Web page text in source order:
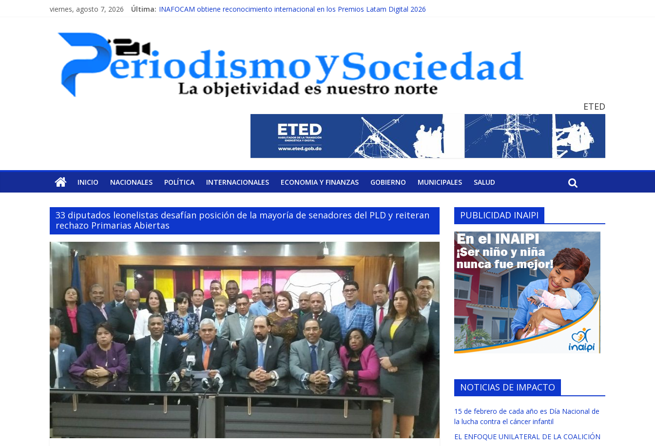
viernes, agosto 7, 2026 Última: INAFOCAM obtiene reconocimiento internacional en los Premios Latam Digital 2026
MESCyT presenta calendario de Consulta Nacional por la Educación
ETED
INICIO NACIONALES POLÍTICA INTERNACIONALES ECONOMIA Y FINANZAS GOBIERNO MUNICIPALES SALUD
33 diputados leonelistas desafían posición de la mayoría de senadores del PLD y reiteran
rechazo Primarias Abiertas
PUBLICIDAD INAIPI
NOTICIAS DE IMPACTO
15 de febrero de cada año es Día Nacional de
la lucha contra el cáncer infantil
EL ENFOQUE UNILATERAL DE LA COALICIÓN